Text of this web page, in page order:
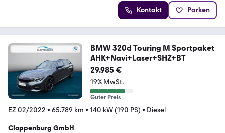
Kontakt Parken
BMW 320d Touring M Sportpaket
AHK+Navi+Laser+SHZ+BT
29.985 €
19% MwSt.
Guter Preis
EZ 02/2022 • 65.789 km • 140 kW (190 PS) • Diesel
Cloppenburg GmbH